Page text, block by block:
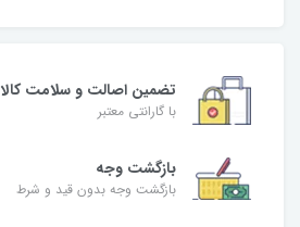
تضمین اصالت و سلامت کالا
با گارانتی معتبر
بازگشت وجه
بازگشت وجه بدون قید و شرط